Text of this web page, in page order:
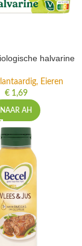
halvarine
Eieren
€1,69
NAAR AH